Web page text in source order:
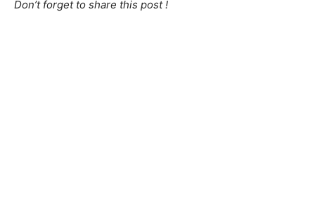
Don’t forget to share this post !